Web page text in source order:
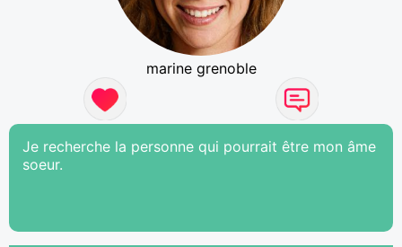
marine grenoble
Je recherche la personne qui pourrait être mon âme
soeur.